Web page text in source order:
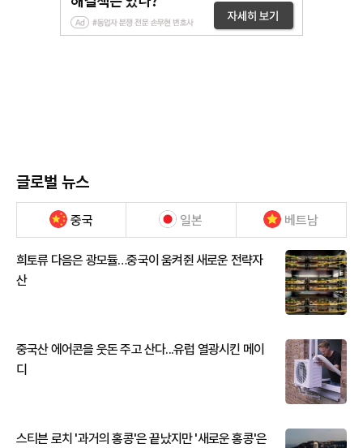
글로벌 뉴스
중국 일본 베트남
희토류 다음은 광모듈…중국이 움켜쥔 새로운 전략자
산
중국산 에어콘을 웃돈 주고 산다...유럽 열광시킨 메이
디
스티븐 로치 '과거의 홍콩'은 끝났지만 '새로운 홍콩'은